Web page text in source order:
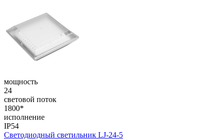
мощность
24
световой поток
1800*
исполнение
IP54
Светодиодный светильник LJ-24-5